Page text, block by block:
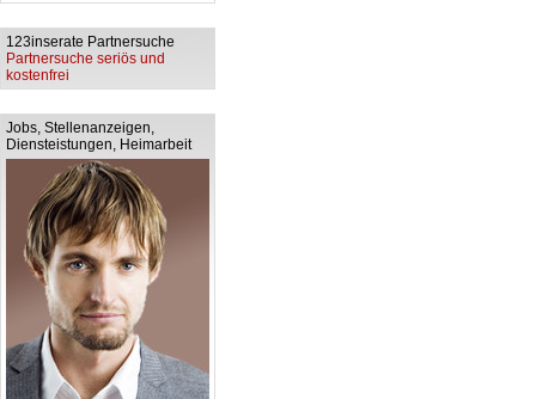
123inserate Partnersuche
Partnersuche seriös und
kostenfrei
Jobs, Stellenanzeigen,
Diensteistungen, Heimarbeit